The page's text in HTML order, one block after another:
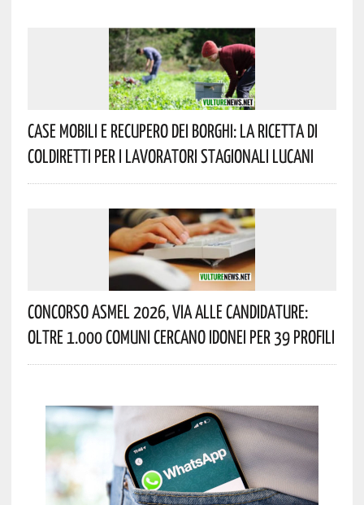
Case Mobili E Recupero Dei Borghi: La Ricetta Di
Coldiretti Per I Lavoratori Stagionali Lucani
Concorso Asmel 2026, Via Alle Candidature:
Oltre 1.000 Comuni Cercano Idonei Per 39 Profili